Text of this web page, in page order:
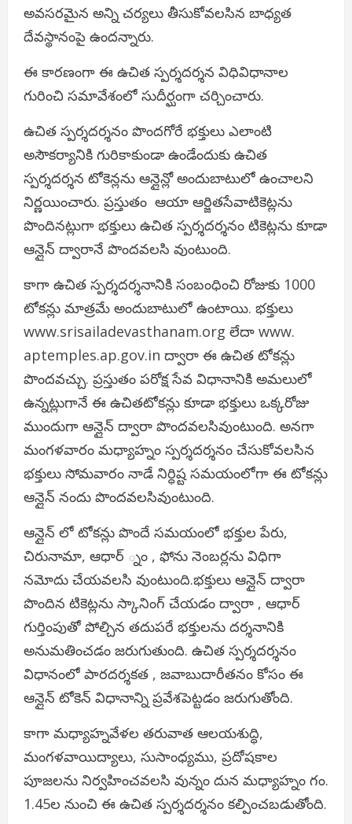
అవసరమైన అన్ని చర్యలు తీసుకోవలసిన బాధ్యత
దేవస్థానంపై ఉందన్నారు.
ఈ కారణంగా ఈ ఉచిత స్పర్శదర్శన విధివిధానాల
గురించి సమావేశంలో సుదీర్ఘంగా చర్చించారు.
ఉచిత స్పర్శదర్శనం పొందగోరే భక్తులు ఎలాంటి
అసౌకర్యానికి గురికాకుండా ఉండేందుకు ఉచిత
స్పర్శదర్శన టోకెన్లను ఆన్లైన్లో అందుబాటులో ఉంచాలని
నిర్ణయించారు. ప్రస్తుతం ఆయా ఆర్జితసేవాటికెట్లను
పొందినట్లుగా భక్తులు ఉచిత స్పర్శదర్శనం టికెట్లను కూడా
ఆన్లైన్ ద్వారానే పొందవలసి వుంటుంది.
కాగా ఉచిత స్పర్శదర్శనానికి సంబంధించి రోజుకు 1000
టోకన్లు మాత్రమే అందుబాటులో ఉంటాయి. భక్తులు
www.srisailadevasthanam.org లేదా www.
aptemples.ap.gov.in ద్వారా ఈ ఉచిత టోకన్లు
పొందవచ్చు. ప్రస్తుతం పరోక్ష సేవ విధానానికి అమలులో
ఉన్నట్లుగానే ఈ ఉచితటోకన్లు కూడా భక్తులు ఒక్కరోజు
ముందుగా ఆన్లైన్ ద్వారా పొందవలసివుంటుంది. అనగా
మంగళవారం మధ్యాహ్నం స్పర్శదర్శనం చేసుకోవలసిన
భక్తులు సోమవారం నాడే నిర్ధిష్ట సమయంలోగా ఈ టోకన్లు
ఆన్లైన్ నందు పొందవలసివుంటుంది.
ఆన్లైన్ లో టోకన్లు పొందే సమయంలో భక్తుల పేరు,
చిరునామా, ఆధార్ ్నం , ఫోను నెంబర్లను విధిగా
నమోదు చేయవలసి వుంటుంది.భక్తులు ఆన్లైన్ ద్వారా
పొందిన టికెట్లను స్కానింగ్ చేయడం ద్వారా , ఆధార్
గుర్తింపుతో పోల్చిన తదుపరే భక్తులను దర్శనానికి
అనుమతించడం జరుగుతుంది. ఉచిత స్పర్శదర్శనం
విధానంలో పారదర్శకత , జవాబుదారీతనం కోసం ఈ
ఆన్లైన్ టోకెన్ విధానాన్ని ప్రవేశపెట్టడం జరుగుతోంది.
కాగా మధ్యాహ్నవేళల తరువాత ఆలయశుద్ధి,
మంగళవాయిద్యాలు, సుసాంధ్యము, ప్రదోషకాల
పూజలను నిర్వహించవలసి వున్నం దున మధ్యాహ్నం గం.
1.45ల నుంచి ఈ ఉచిత స్పర్శదర్శనం కల్పించబడుతోంది.